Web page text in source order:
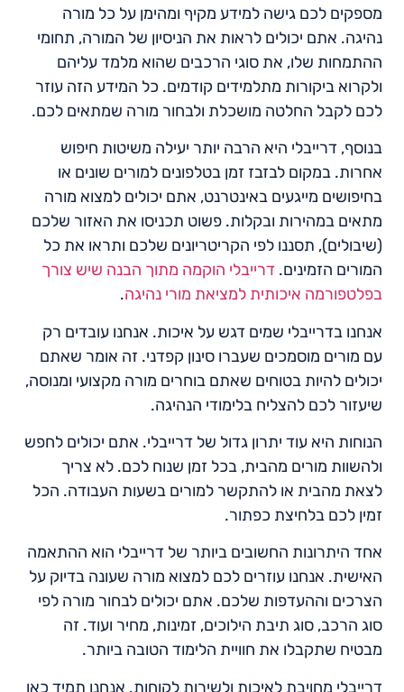
מספקים לכם גישה למידע מקיף ומהימן על כל מורה
נהיגה. אתם יכולים לראות את הניסיון של המורה, תחומי
ההתמחות שלו, את סוגי הרכבים שהוא מלמד עליהם
ולקרוא ביקורות מתלמידים קודמים. כל המידע הזה עוזר
לכם לקבל החלטה מושכלת ולבחור מורה שמתאים לכם.
בנוסף, דרייבלי היא הרבה יותר יעילה משיטות חיפוש
אחרות. במקום לבזבז זמן בטלפונים למורים שונים או
בחיפושים מייגעים באינטרנט, אתם יכולים למצוא מורה
מתאים במהירות ובקלות. פשוט תכניסו את האזור שלכם
(שיבולים), תסננו לפי הקריטריונים שלכם ותראו את כל
המורים הזמינים. דרייבלי הוקמה מתוך הבנה שיש צורך
בפלטפורמה איכותית למציאת מורי נהיגה.
אנחנו בדרייבלי שמים דגש על איכות. אנחנו עובדים רק
עם מורים מוסמכים שעברו סינון קפדני. זה אומר שאתם
יכולים להיות בטוחים שאתם בוחרים מורה מקצועי ומנוסה,
שיעזור לכם להצליח בלימודי הנהיגה.
הנוחות היא עוד יתרון גדול של דרייבלי. אתם יכולים לחפש
ולהשוות מורים מהבית, בכל זמן שנוח לכם. לא צריך
לצאת מהבית או להתקשר למורים בשעות העבודה. הכל
זמין לכם בלחיצת כפתור.
אחד היתרונות החשובים ביותר של דרייבלי הוא ההתאמה
האישית. אנחנו עוזרים לכם למצוא מורה שעונה בדיוק על
הצרכים וההעדפות שלכם. אתם יכולים לבחור מורה לפי
סוג הרכב, סוג תיבת הילוכים, זמינות, מחיר ועוד. זה
מבטיח שתקבלו את חוויית הלימוד הטובה ביותר.
דרייבלי מחויבת לאיכות ולשירות לקוחות. אנחנו תמיד כאן